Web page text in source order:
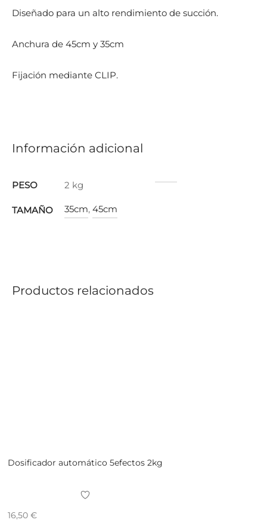
Diseñado para un alto rendimiento de succión.
Anchura de 45cm y 35cm
Fijación mediante CLIP.
Información adicional
PESO 2 kg
TAMAÑO 35cm, 45cm
Productos relacionados
Dosificador automático 5efectos 2kg
16,50 €